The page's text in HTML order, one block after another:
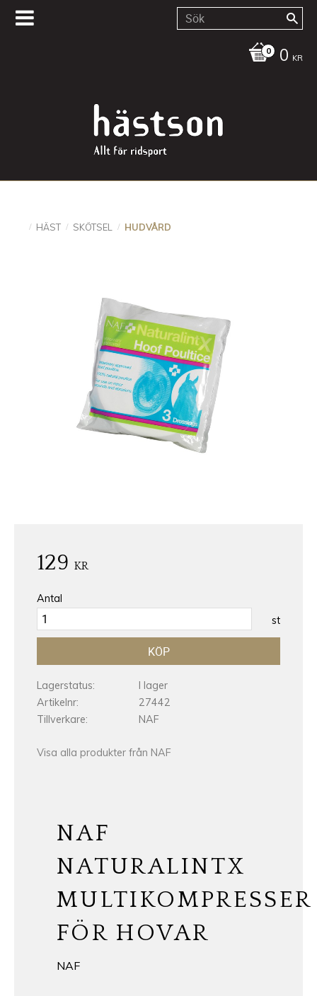
0 KR
HÄST SKÖTSEL HUDVÅRD
129 KR
Antal
st
KÖP
Lagerstatus
I lager
Artikelnr
27442
Tillverkare
NAF
Visa alla produkter från NAF
NAF
NATURALINTX
MULTIKOMPRESSER
FÖR HOVAR
NAF